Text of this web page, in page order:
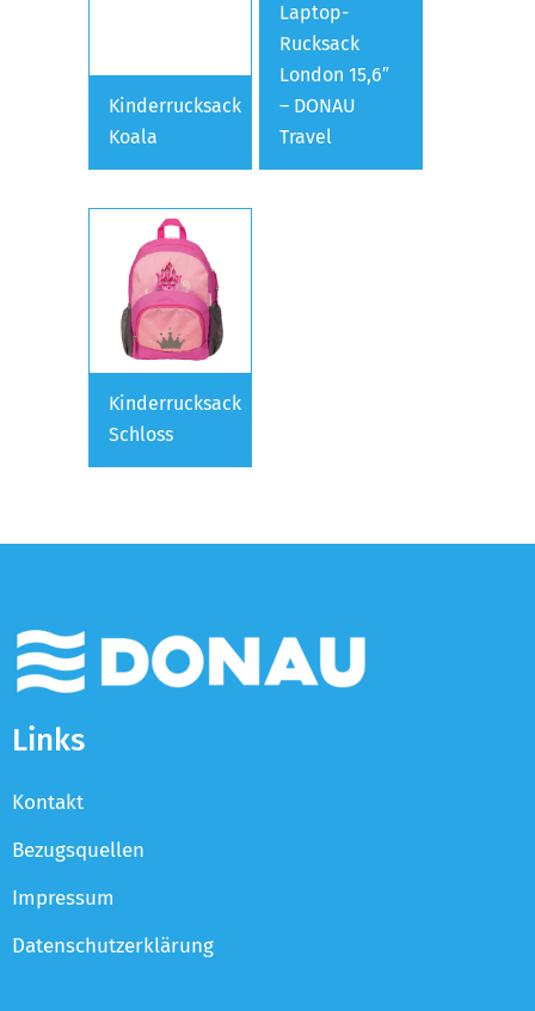
Kinderrucksack
Koala
Laptop-
Rucksack
London 15,6″
– DONAU
Travel
Kinderrucksack
Schloss
Links
Kontakt
Bezugsquellen
Impressum
Datenschutzerklärung